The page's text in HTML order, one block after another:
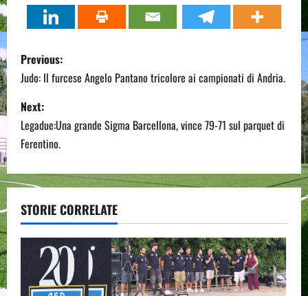
P
o
s
t
n
a
v
g
Previous:
Judo: Il furcese Angelo Pantano tricolore ai campionati di Andria.
Next:
Legadue:Una grande Sigma Barcellona, vince 79-71 sul parquet di
Ferentino.
STORIE CORRELATE